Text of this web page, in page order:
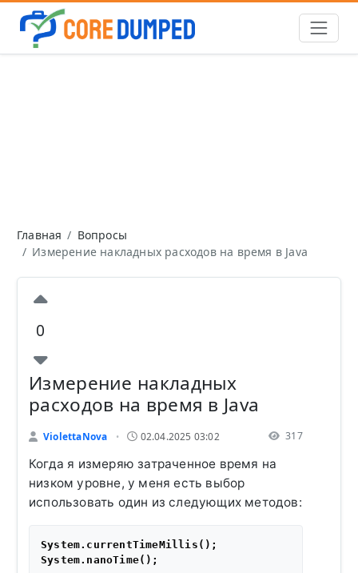
Главная
Вопросы
Измерение накладных расходов на время в Java
0
Измерение накладных
расходов на время в Java
ViolettaNova • 02.04.2025 03:02 317
Когда я измеряю затраченное время на
низком уровне, у меня есть выбор
использовать один из следующих методов:
System.currentTimeMillis();